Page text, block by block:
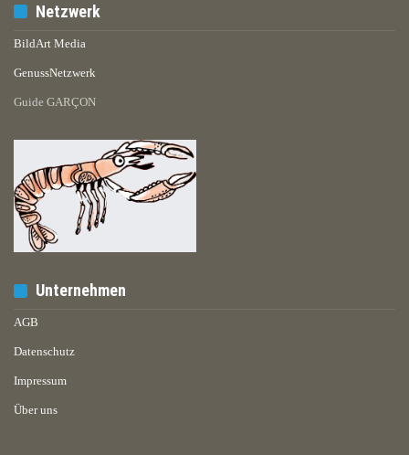
Netzwerk
BildArt Media
GenussNetzwerk
Guide GARÇON
Unternehmen
AGB
Datenschutz
Impressum
Über uns